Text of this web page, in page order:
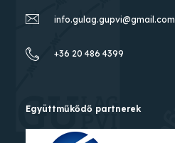
info.gulag.gupvi@gmail.com
+36 20 486 4399
Együttműkődő partnerek